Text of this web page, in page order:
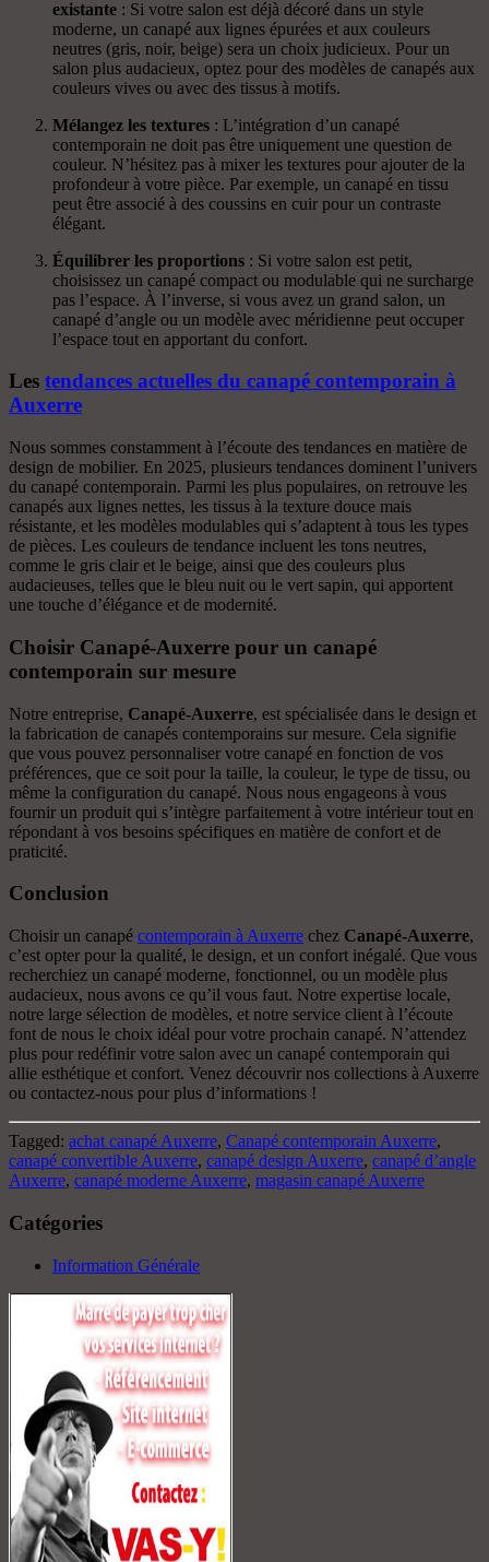
existante : Si votre salon est déjà décoré dans un style
moderne, un canapé aux lignes épurées et aux couleurs
neutres (gris, noir, beige) sera un choix judicieux. Pour un
salon plus audacieux, optez pour des modèles de canapés aux
couleurs vives ou avec des tissus à motifs.
Mélangez les textures : L’intégration d’un canapé
contemporain ne doit pas être uniquement une question de
couleur. N’hésitez pas à mixer les textures pour ajouter de la
profondeur à votre pièce. Par exemple, un canapé en tissu
peut être associé à des coussins en cuir pour un contraste
élégant.
Équilibrer les proportions : Si votre salon est petit,
choisissez un canapé compact ou modulable qui ne surcharge
pas l’espace. À l’inverse, si vous avez un grand salon, un
canapé d’angle ou un modèle avec méridienne peut occuper
l’espace tout en apportant du confort.
Les tendances actuelles du canapé contemporain à
Auxerre
Nous sommes constamment à l’écoute des tendances en matière de
design de mobilier. En 2025, plusieurs tendances dominent l’univers
du canapé contemporain. Parmi les plus populaires, on retrouve les
canapés aux lignes nettes, les tissus à la texture douce mais
résistante, et les modèles modulables qui s’adaptent à tous les types
de pièces. Les couleurs de tendance incluent les tons neutres,
comme le gris clair et le beige, ainsi que des couleurs plus
audacieuses, telles que le bleu nuit ou le vert sapin, qui apportent
une touche d’élégance et de modernité.
Choisir Canapé-Auxerre pour un canapé
contemporain sur mesure
Notre entreprise, Canapé-Auxerre, est spécialisée dans le design et
la fabrication de canapés contemporains sur mesure. Cela signifie
que vous pouvez personnaliser votre canapé en fonction de vos
préférences, que ce soit pour la taille, la couleur, le type de tissu, ou
même la configuration du canapé. Nous nous engageons à vous
fournir un produit qui s’intègre parfaitement à votre intérieur tout en
répondant à vos besoins spécifiques en matière de confort et de
praticité.
Conclusion
Choisir un canapé contemporain à Auxerre chez Canapé-Auxerre,
c’est opter pour la qualité, le design, et un confort inégalé. Que vous
recherchiez un canapé moderne, fonctionnel, ou un modèle plus
audacieux, nous avons ce qu’il vous faut. Notre expertise locale,
notre large sélection de modèles, et notre service client à l’écoute
font de nous le choix idéal pour votre prochain canapé. N’attendez
plus pour redéfinir votre salon avec un canapé contemporain qui
allie esthétique et confort. Venez découvrir nos collections à Auxerre
ou contactez-nous pour plus d’informations !
Tagged: achat canapé Auxerre, Canapé contemporain Auxerre,
canapé convertible Auxerre, canapé design Auxerre, canapé d’angle
Auxerre, canapé moderne Auxerre, magasin canapé Auxerre
Catégories
Information Générale